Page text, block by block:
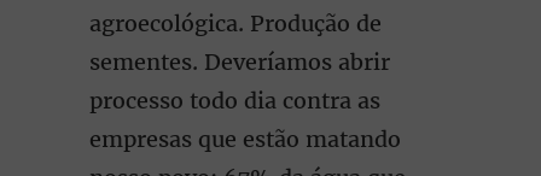
agroecológica. Produção de
sementes. Deveríamos abrir
processo todo dia contra as
empresas que estão matando